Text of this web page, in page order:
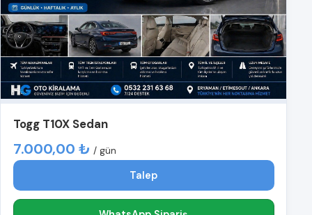
Togg T10X Sedan
7.000,00 ₺ / gün
Talep